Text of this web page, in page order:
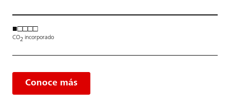
■□□□□
CO2 incorporado
Conoce más